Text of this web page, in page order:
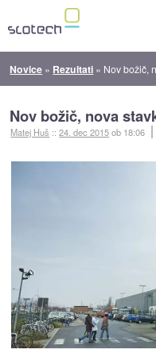
Novice » Rezultati » Nov božič,
Nov božič, nova
Matej Huš ::24. dec 2015ob 18:06